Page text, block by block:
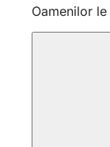
Oamenilor